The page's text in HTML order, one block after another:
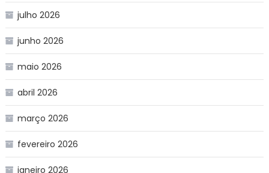
julho 2026
junho 2026
maio 2026
abril 2026
março 2026
fevereiro 2026
janeiro 2026